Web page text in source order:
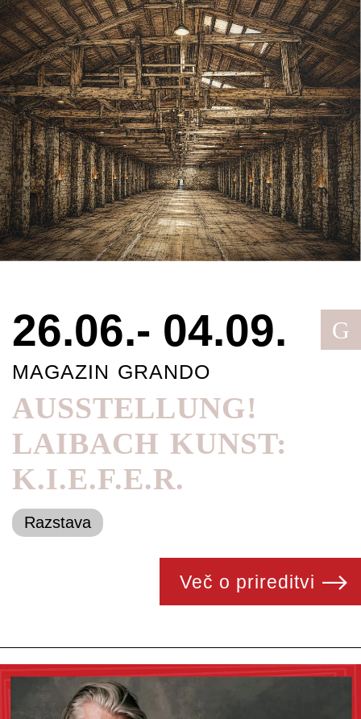
26.06.- 04.09. G
MAGAZIN GRANDO
AUSSTELLUNG!
LAIBACH KUNST:
K.I.E.F.E.R.
Razstava
Več o prireditvi